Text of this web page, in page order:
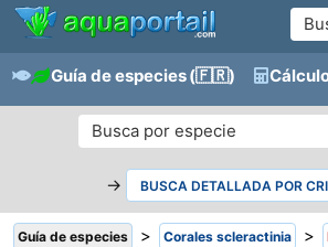
Guía de especies(🇫🇷)
→ BUSCA DETALLADA POR
Guía de especies > Corales scleractinia >